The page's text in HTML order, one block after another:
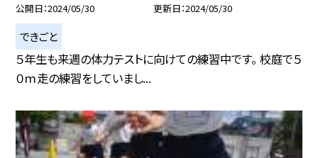
公開日 2024/05/30 更新日 2024/05/30
できごと
５年生も来週の体力テストに向けての練習中です。 校庭で５
０ｍ走の練習をしていまし...